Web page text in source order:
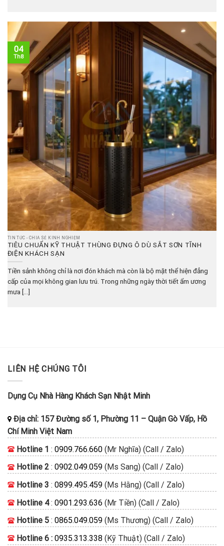
TIN TỨC - CHIA SẺ KINH NGHIỆM
TIÊU CHUẨN KỸ THUẬT THÙNG ĐỰNG Ô DÙ SẮT SƠN TĨNH
ĐIỆN KHÁCH SẠN
Tiền sảnh không chỉ là nơi đón khách mà còn là bộ mặt thể hiện đẳng
cấp của mọi không gian lưu trú. Trong những ngày thời tiết ẩm ương
mưa [...]
04
Th8
LIÊN HỆ CHÚNG TÔI
Dụng Cụ Nhà Hàng Khách Sạn Nhật Minh
Địa chỉ: 157 Đường số 1, Phường 11 – Quận Gò Vấp, Hồ
Chí Minh Việt Nam
Hotline 1 : 0909.766.660 (Mr Nghĩa) (Call / Zalo)
Hotline 2 : 0902.049.059 (Ms Sang) (Call / Zalo)
Hotline 3 : 0899.495.459 (Ms Hằng) (Call / Zalo)
Hotline 4: 0901.293.636 (Mr Tiền) (Call / Zalo)
Hotline 5 : 0865.049.059 (Ms Thương) (Call / Zalo)
Hotline 6 : 0935.313.338 (Kỹ Thuật) (Call / Zalo)